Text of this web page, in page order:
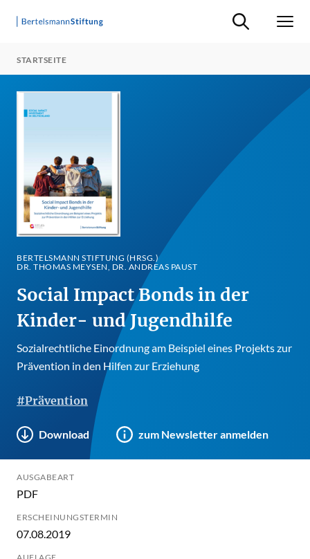
Suche ein-/
STARTSEITE
BERTELSMANN STIFTUNG (HRSG.)
DR. THOMAS MEYSEN, DR. ANDREAS PAUST
Social Impact Bonds in der
Kinder- und Jugendhilfe
Sozialrechtliche Einordnung am Beispiel eines Projekts zur
Prävention in den Hilfen zur Erziehung
#Prävention
Download zum Newsletter anmelden
AUSGABEART
PDF
ERSCHEINUNGSTERMIN
07.08.2019